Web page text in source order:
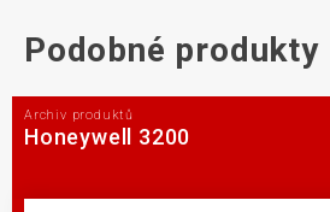
Podobné produkty
Archiv produktů
Honeywell 3200